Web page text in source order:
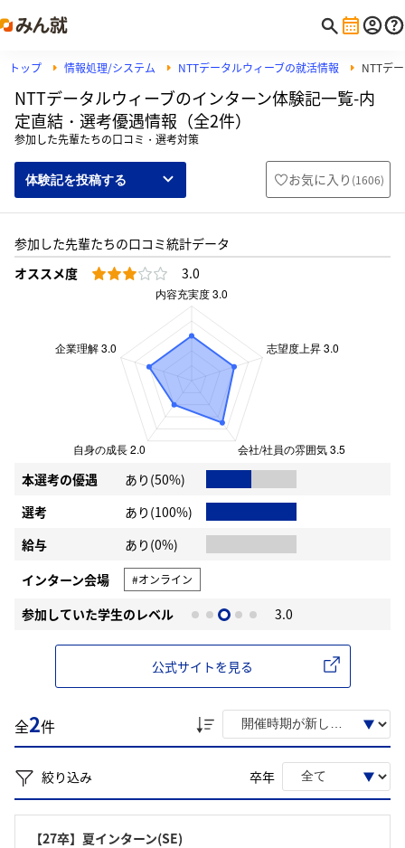
トップ 情報処理/システム NTTデータルウィーブの就活情報 NTTデ
NTTデータルウィーブのインターン体験記一覧-内
定直結・選考優遇情報（全2件）
参加した先輩たちの口コミ・選考対策
体験記を投稿する お気に入り (1606)
参加した先輩たちの口コミ統計データ
オススメ度
3.0
本選考の優遇
あり(50%)
選考
あり(100%)
給与
あり(0%)
インターン会場
#オンライン
参加していた学生のレベル 3.0
公式サイトを見る
全2件
絞り込み 卒年
【27卒】夏インターン(SE)